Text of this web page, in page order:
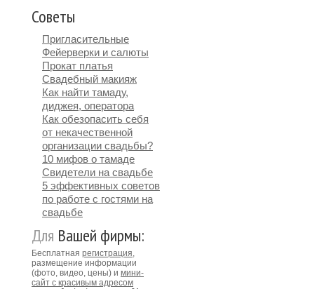
Советы
Пригласительные
Фейерверки и салюты
Прокат платья
Свадебный макияж
Как найти тамаду,
диджея, оператора
Как обезопасить себя
от некачественной
организации свадьбы?
10 мифов о тамаде
Свидетели на свадьбе
5 эффективных советов
по работе с гостями на
свадьбе
Для Вашей фирмы:
Бесплатная регистрация,
размещение информации
(фото, видео, цены) и мини-
сайт с красивым адресом